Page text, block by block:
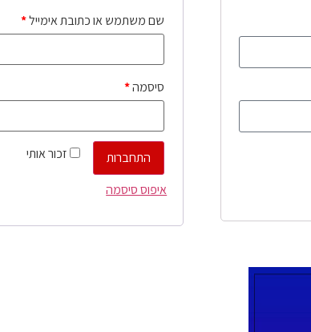
שם משתמש או כתובת אימייל*
סיסמה*
זכור אותי
התחברות
איפוס סיסמה